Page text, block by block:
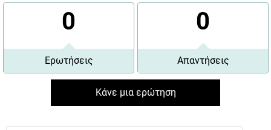
0
Ερωτήσεις
0
Απαντήσεις
Κάνε μια ερώτηση